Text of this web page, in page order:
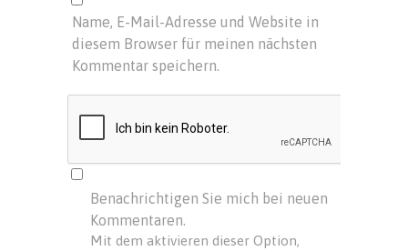
Name, E-Mail-Adresse und Website in
diesem Browser für meinen nächsten
Kommentar speichern.
Benachrichtigen Sie mich bei neuen
Kommentaren.
Mit dem aktivieren dieser Option,